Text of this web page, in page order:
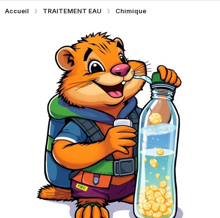
Accueil TRAITEMENT EAU Chimique